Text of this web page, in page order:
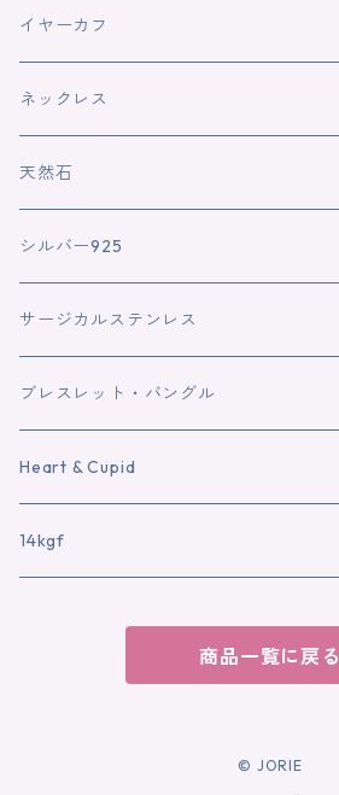
イヤーカフ
ネックレス
天然石
シルバー925
サージカルステンレス
ブレスレット・バングル
Heart & Cupid
14kgf
商品一覧に戻る
© JORIE